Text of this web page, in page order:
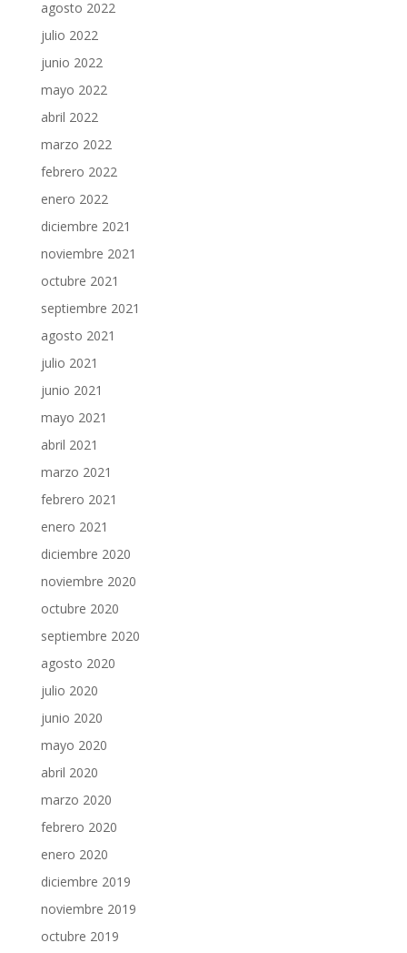
agosto 2022
julio 2022
junio 2022
mayo 2022
abril 2022
marzo 2022
febrero 2022
enero 2022
diciembre 2021
noviembre 2021
octubre 2021
septiembre 2021
agosto 2021
julio 2021
junio 2021
mayo 2021
abril 2021
marzo 2021
febrero 2021
enero 2021
diciembre 2020
noviembre 2020
octubre 2020
septiembre 2020
agosto 2020
julio 2020
junio 2020
mayo 2020
abril 2020
marzo 2020
febrero 2020
enero 2020
diciembre 2019
noviembre 2019
octubre 2019